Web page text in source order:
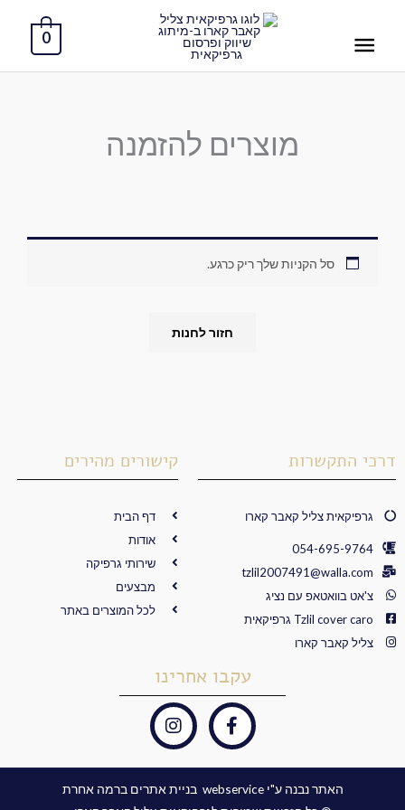
ראשי
0
מוצרים להזמנה
סל הקניות שלך ריק כרגע.
חזור לחנות
דרכי התקשרות
גרפיקאית צליל קאבר קארו
054-695-9764
tzlil2007491@walla.com
צ'אט בוואטאפ עם נציג
Tzlil cover caro גרפיקאית
צליל קאבר קארו
קישורים מהירים
דף הבית
אודות
שירותי גרפיקה
מבצעים
לכל המוצרים באתר
עקבו אחרינו
F
a
c
e
b
I
n
s
t
a
האתר נבנה ע"י webservice ​ בניית אתרים ברמה אחרת